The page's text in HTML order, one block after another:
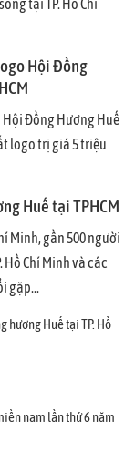
tại TP. Hồ Chí
Hội Đồng
Đồng Hương Huế
logo trị giá 5 triệu
Huế tại TPHCM
Minh, gần 500 người
Hồ Chí Minh và các
gặp...
hương Huế tại TP. Hồ
nam lần thứ 6 năm